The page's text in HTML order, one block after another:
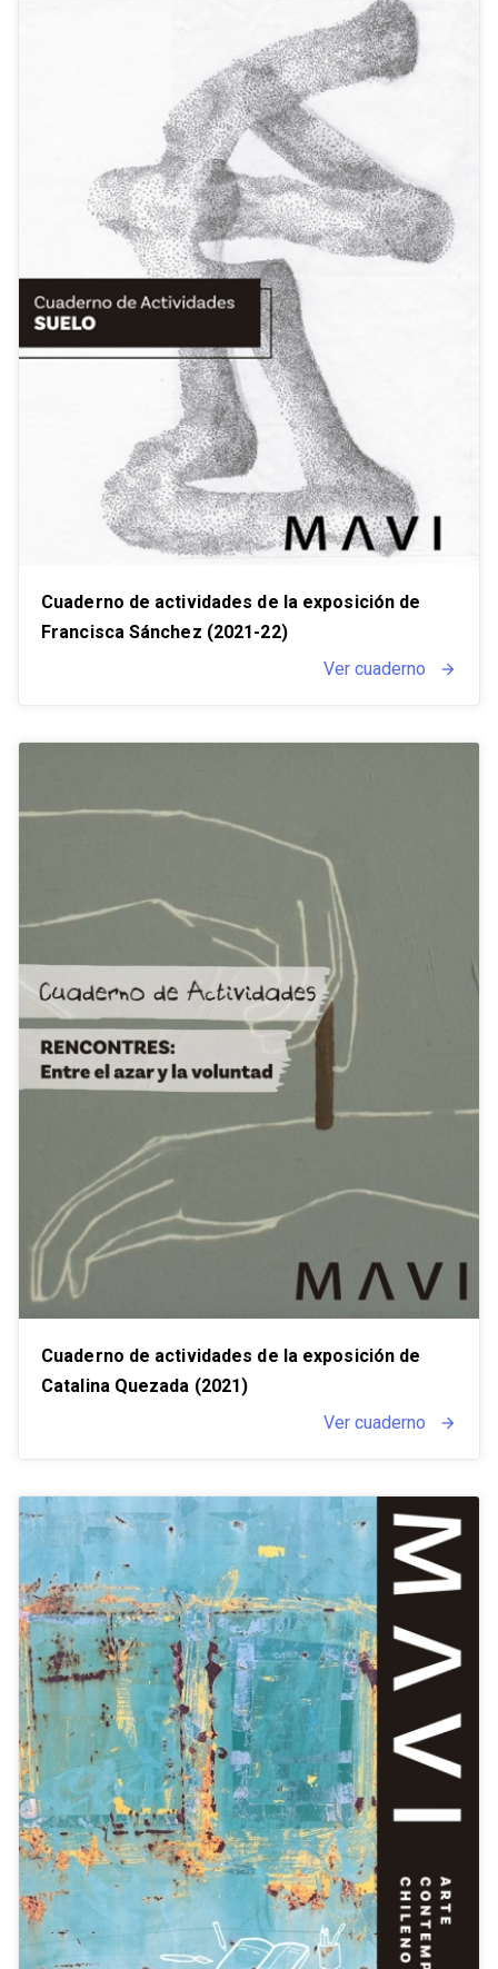
Cuaderno de actividades de la exposición de
Francisca Sánchez (2021-22)
Ver cuaderno
arrow_forward
Cuaderno de actividades de la exposición de
Catalina Quezada (2021)
Ver cuaderno
arrow_forward